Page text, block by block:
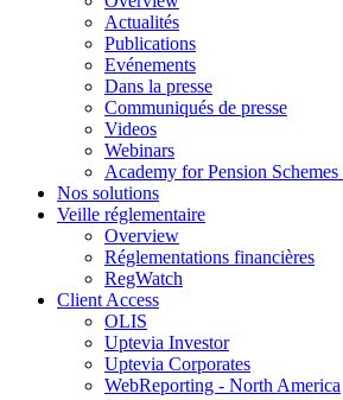
Actualités
Publications
Evénements
Dans la presse
Communiqués de presse
Videos
Webinars
Academy for Pension
Nos solutions
Veille réglementaire
Overview
Réglementations financières
RegWatch
Client Access
OLIS
Uptevia Investor
Uptevia Corporates
WebReporting - North America